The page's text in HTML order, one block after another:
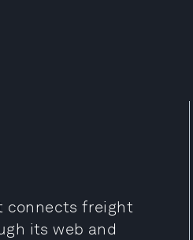
connects freight
its web and